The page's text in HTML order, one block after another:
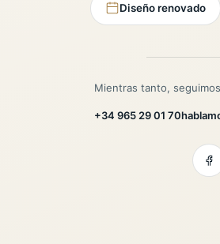
Diseño renovado
Mientras tanto,
+34 965 29 01 70